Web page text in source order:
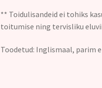
** Toidulisandeid ei tohiks
toitumise ning tervisliku
Toodetud: Inglismaal, parim